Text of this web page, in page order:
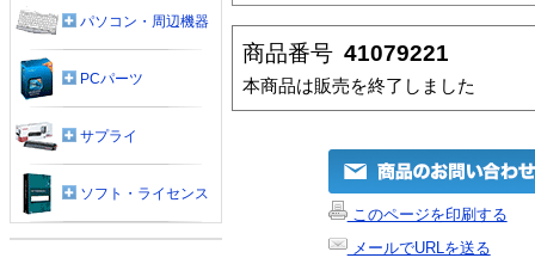
商品番号 41079221
本商品は販売を終了しました
このページを印刷する
メールでURLを送る
パソコン・周辺機器
PCパーツ
サプライ
ソフト・ライセンス